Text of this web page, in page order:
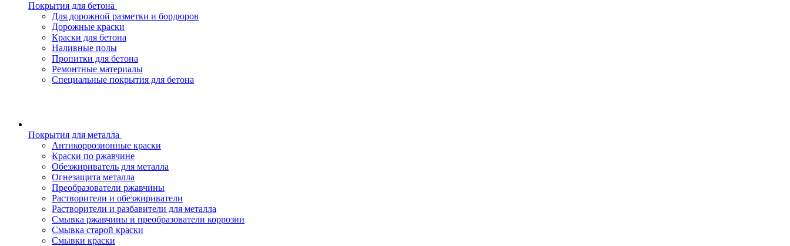
Покрытия для бетона
Для дорожной разметки и бордюров
Дорожные краски
Краски для бетона
Наливные полы
Пропитки для бетона
Ремонтные материалы
Специальные покрытия для бетона
Покрытия для металла
Антикоррозионные краски
Краски по ржавчине
Обезжириватель для металла
Огнезащита металла
Преобразователи ржавчины
Растворители и обезжириватели
Растворители и разбавители для металла
Смывка ржавчины и преобразователи коррозии
Смывка старой краски
Смывки краски